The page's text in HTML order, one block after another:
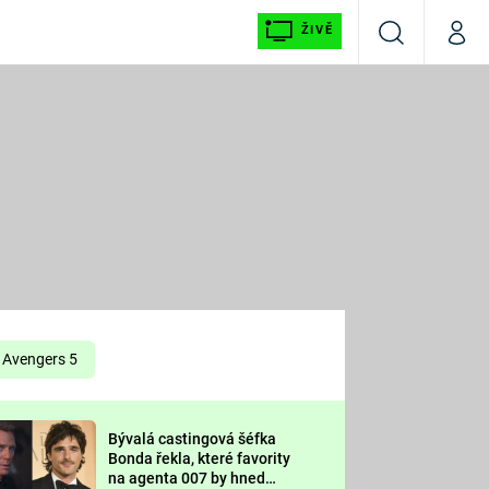
ŽIVĚ
VyhledáváníMůj
Prima LAJK
Sledujte nás
Avengers 5
Bývalá castingová šéfka
Bonda řekla, které favority
na agenta 007 by hned